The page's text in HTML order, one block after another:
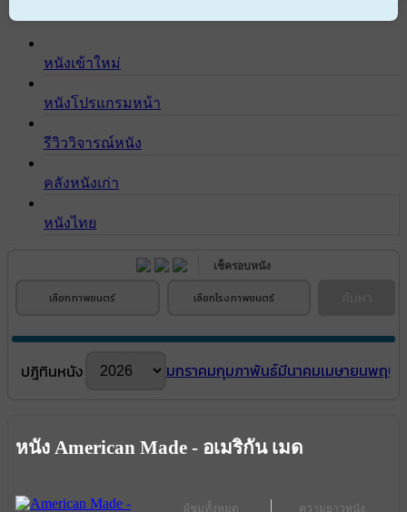
หนังเข้าใหม่
หนังโปรแกรมหน้า
รีวิววิจารณ์หนัง
คลังหนังเก่า
หนังไทย
เช็ครอบหนัง
เลือกภาพยนตร์ เลือกโรงภาพยนตร์
ปฎิทินหนัง มกราคมกุมภาพันธ์มีนาคมเมษายนพฤษ
ผู้ชมทั้งหมด ความยาวหนัง
หนัง American Made - อเมริกัน เมด